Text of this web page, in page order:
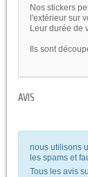
Nos stickers
l'extérieur sur
Leur durée de
Ils sont
AVIS
nous utilisons
les spams et
Tous les avis